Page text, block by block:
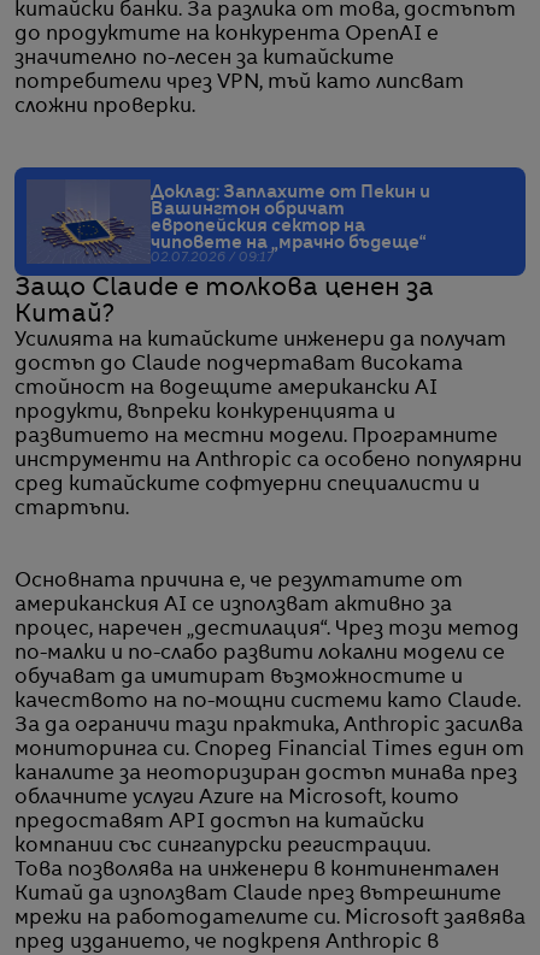
китайски банки. За разлика от това, достъпът
до продуктите на конкурента OpenAI е
значително по-лесен за китайските
потребители чрез VPN, тъй като липсват
сложни проверки.
Доклад: Заплахите от Пекин и
Вашингтон обричат
европейския сектор на
чиповете на „мрачно бъдеще“
02.07.2026 / 09:17
Защо Claude е толкова ценен за
Китай?
Усилията на китайските инженери да получат
достъп до Claude подчертават високата
стойност на водещите американски AI
продукти, въпреки конкуренцията и
развитието на местни модели. Програмните
инструменти на Anthropic са особено популярни
сред китайските софтуерни специалисти и
стартъпи.
Основната причина е, че резултатите от
американския AI се използват активно за
процес, наречен „дестилация“. Чрез този метод
по-малки и по-слабо развити локални модели се
обучават да имитират възможностите и
качеството на по-мощни системи като Claude.
За да ограничи тази практика, Anthropic засилва
мониторинга си. Според Financial Times един от
каналите за неоторизиран достъп минава през
облачните услуги Azure на Microsoft, които
предоставят API достъп на китайски
компании със сингапурски регистрации.
Това позволява на инженери в континентален
Китай да използват Claude през вътрешните
мрежи на работодателите си. Microsoft заявява
пред изданието, че подкрепя Anthropic в